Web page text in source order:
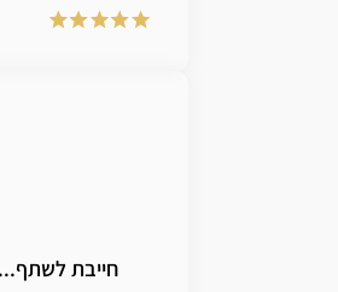
טי אמ אר ג'י…
הקודמים אצל
התחלתי להפנות
באופן סדיר
חייבת